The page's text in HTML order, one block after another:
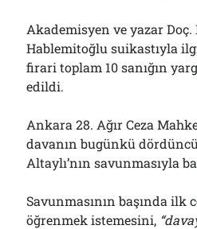
Er Gaziler 20 Gün Sonra Gelen MSB
Teröristlere G……yle Güldürdünüz”
01/08/2026
Papazın “Komutanı” Ayasofya ve
Bölmediğiniz Bir O Kalmıştı!..
29/07/2026
Arşivler
Akademisyen ve yazar Doç.
Hablemitoğlu suikastıyla
firari toplam 10 sanığın
edildi.
Ankara 28. Ağır Ceza
davanın bugünkü
Altaylı’nın savunmasıyla
Savunmasının başında ilk
öğrenmek istemesini,